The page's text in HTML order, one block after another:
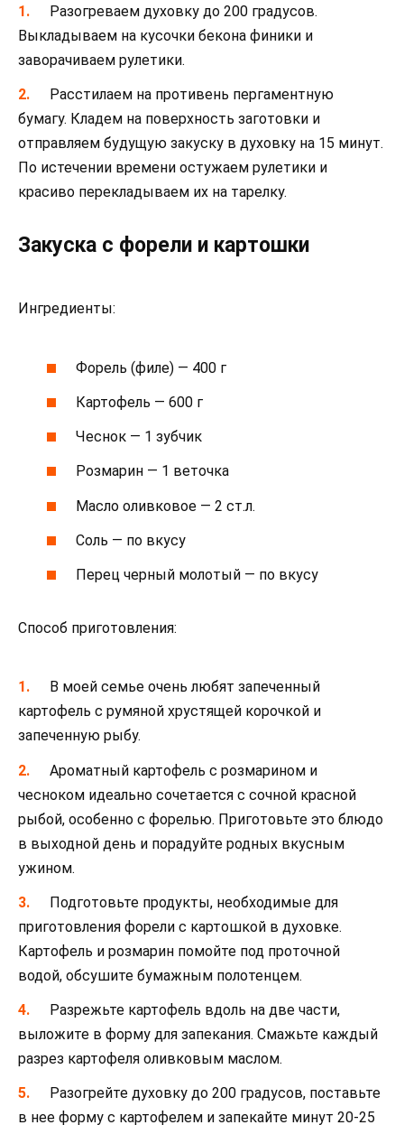
Разогреваем духовку до 200 градусов.
Выкладываем на кусочки бекона финики и
заворачиваем рулетики.
Расстилаем на противень пергаментную
бумагу. Кладем на поверхность заготовки и
отправляем будущую закуску в духовку на 15 минут.
По истечении времени остужаем рулетики и
красиво перекладываем их на тарелку.
Закуска с форели и картошки
Ингредиенты:
Форель (филе) — 400 г
Картофель — 600 г
Чеснок — 1 зубчик
Розмарин — 1 веточка
Масло оливковое — 2 ст.л.
Соль — по вкусу
Перец черный молотый — по вкусу
Способ приготовления:
В моей семье очень любят запеченный
картофель с румяной хрустящей корочкой и
запеченную рыбу.
Ароматный картофель с розмарином и
чесноком идеально сочетается с сочной красной
рыбой, особенно с форелью. Приготовьте это блюдо
в выходной день и порадуйте родных вкусным
ужином.
Подготовьте продукты, необходимые для
приготовления форели с картошкой в духовке.
Картофель и розмарин помойте под проточной
водой, обсушите бумажным полотенцем.
Разрежьте картофель вдоль на две части,
выложите в форму для запекания. Смажьте каждый
разрез картофеля оливковым маслом.
Разогрейте духовку до 200 градусов, поставьте
в нее форму с картофелем и запекайте минут 20-25